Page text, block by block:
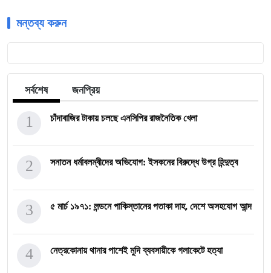
মন্তব্য করুন
সর্বশেষ জনপ্রিয়
চাঁদাবাজির টাকায় চলছে এনসিপির রাজনৈতিক খেলা
1
⁨সনাতন ধর্মাবলম্বীদের অভিযোগ: ইসকনের বিরুদ্ধে উগ্র হিন্দুত্ব
2
৫ মার্চ ১৯৭১: লন্ডনে পাকিস্তানের পতাকা দাহ, দেশে অসহযোগ আন্দ
3
নেত্রকোনায় থানার পাশেই মুদি ব্যবসায়ীকে গলাকেটে হত্যা
4